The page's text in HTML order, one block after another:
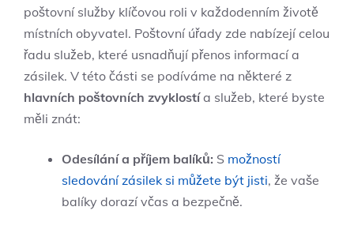
poštovní služby klíčovou roli v každodenním životě
místních obyvatel. Poštovní úřady zde nabízejí celou
řadu služeb, které usnadňují přenos informací a
zásilek. V této části se podíváme na některé z
hlavních poštovních zvyklostía služeb, které byste
měli znát:
Odesílání a příjem balíků: S možností
sledování zásilek si můžete být jisti, že vaše
balíky dorazí včas a bezpečně.